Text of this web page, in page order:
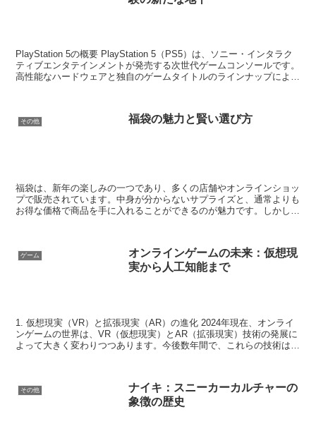
PlayStation 5の概要 PlayStation 5（PS5）は、ソニー・インタラク
ティブエンタテインメントが発売する次世代ゲームコンソールです。
高性能なハードウェアと独自のゲームタイトルのラインナップによ
その他 福袋の魅力と賢い選び方
福袋は、新年の楽しみの一つであり、多くの店舗やオンラインショッ
プで販売されています。中身が分からないサプライズと、通常よりも
お得な価格で商品を手に入れることができるのが魅力です。しかし、
ゲーム
オンラインゲームの未来：仮想現
実から人工知能まで
1. 仮想現実（VR）と拡張現実（AR）の進化 2024年現在、オンライ
ンゲームの世界は、VR（仮想現実）とAR（拡張現実）技術の発展に
よって大きく変わりつつあります。今後数年間で、これらの技術はさ
その他
ナイキ：スニーカーカルチャーの
象徴の歴史